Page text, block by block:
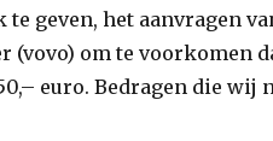
te geven, het aanvragen
(vovo) om te voorkomen
euro. Bedragen die